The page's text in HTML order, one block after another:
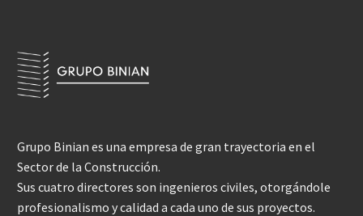
Grupo Binian es una empresa de gran trayectoria en el
Sector de la Construcción.
Sus cuatro directores son ingenieros civiles, otorgándole
profesionalismo y calidad a cada uno de sus proyectos.